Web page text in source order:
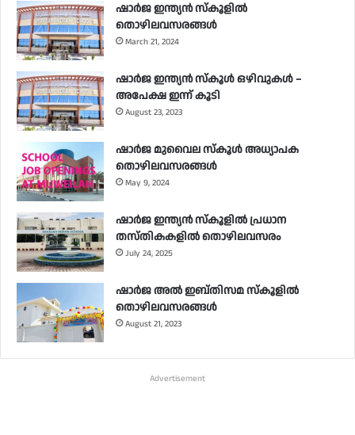
ഷാർജ ഇന്ത്യൻ സ്കൂളിൽ
തൊഴിലവസരങ്ങൾ
March 21, 2024
ഷാർജ ഇന്ത്യൻ സ്‌കൂൾ ഒഴിവുകൾ –
അപേക്ഷ ഇന്ന് കൂടി
August 23, 2023
ഷാർജ മുവൈല സ്‌കൂൾ അധ്യാപക
തൊഴിലവസരങ്ങൾ
May 9, 2024
ഷാർജ ഇന്ത്യൻ സ്‌കൂളിൽ പ്രധാന
തസ്തികകളിൽ തൊഴിലവസരം
July 24, 2025
ഷാർജ അൽ ഇബ്തിസമ സ്‌കൂളിൽ
തൊഴിലവസരങ്ങൾ
August 21, 2023
Advertisement